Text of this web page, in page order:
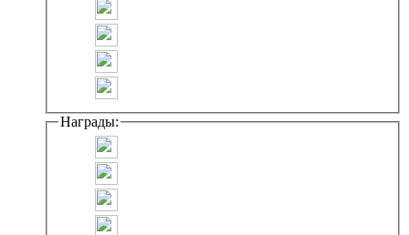
Награды: